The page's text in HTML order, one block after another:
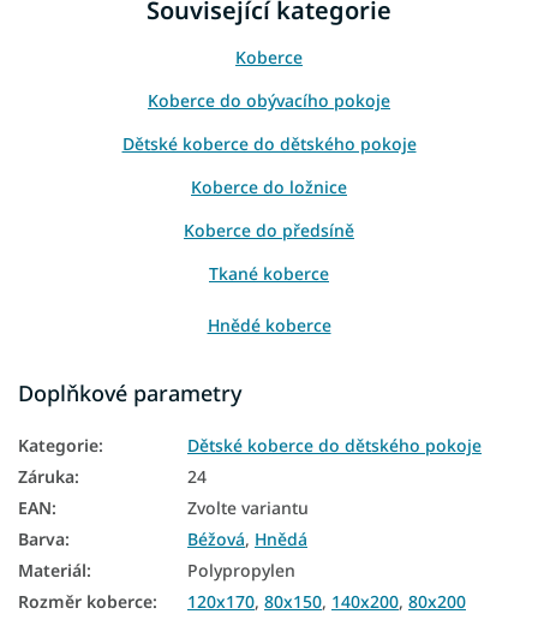
Související kategorie
Koberce
Koberce do obývacího pokoje
Dětské koberce do dětského pokoje
Koberce do ložnice
Koberce do předsíně
Tkané koberce
Hnědé koberce
Koberce 80x150
Koberce 80x200
Koberce 120x170
Koberce 140x200
Koberce 160x230
Doplňkové parametry
Kategorie:
Dětské koberce do dětského pokoje
Záruka:
24
EAN:
Zvolte variantu
Barva: Béžová, Hnědá
Materiál:
Polypropylen
Rozměr koberce: 120x170, 80x150, 140x200, 80x200